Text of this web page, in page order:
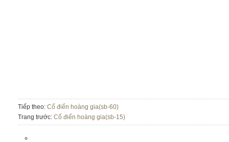
Tiếp theo: Cổ điển hoàng gia(sb-60)
Trang trước: Cổ điển hoàng gia(sb-15)